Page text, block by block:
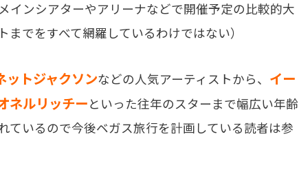
インシアターやアリーナなどで開催予定の比較的大
でをすべて網羅しているわけではない）
ットジャクソンなどの人気アーティストから、 イー
ネルリッチーといった往年のスターまで幅広い年齢
ているので今後ベガス旅行を計画している読者は参